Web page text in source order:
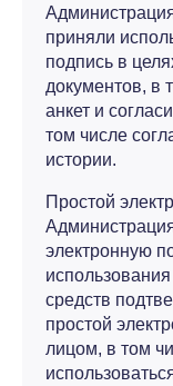
приняли
подпись в
документов, в
анкет и
том числе
истории.
Простой
электронную
средств
простой
лицом, в том